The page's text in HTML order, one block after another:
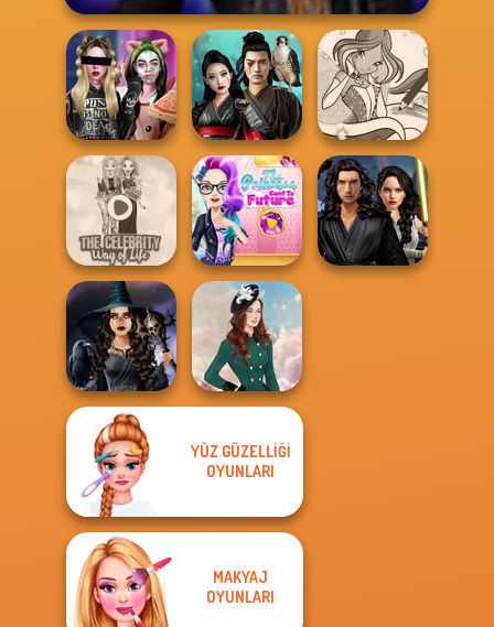
Billie's Weekly
Planner
Samurai Spirit
Legacy of Honor
Winx Paint Fairy
Color
The Celebrity Way
Of Life
The Princess
Sent To The
Futur...
Mystic Coven The
Sisterhood of...
YÜZ GÜZELLIĞI
OYUNLARI
MAKYAJ
OYUNLARI